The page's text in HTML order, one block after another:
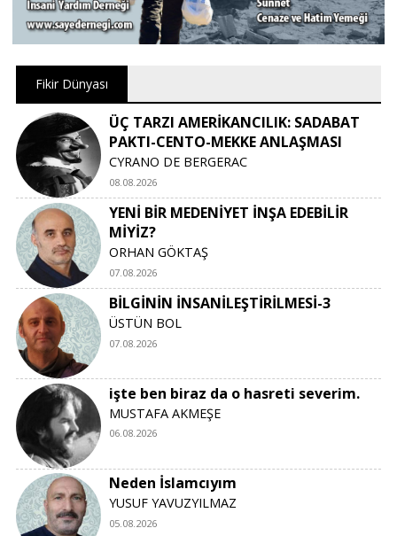
Fikir Dünyası
ÜÇ TARZI AMERİKANCILIK: SADABAT
PAKTI-CENTO-MEKKE ANLAŞMASI
CYRANO DE BERGERAC
08.08.2026
YENİ BİR MEDENİYET İNŞA EDEBİLİR
MİYİZ?
ORHAN GÖKTAŞ
07.08.2026
BİLGİNİN İNSANİLEŞTİRİLMESİ-3
ÜSTÜN BOL
07.08.2026
işte ben biraz da o hasreti severim.
MUSTAFA AKMEŞE
06.08.2026
Neden İslamcıyım
YUSUF YAVUZYILMAZ
05.08.2026